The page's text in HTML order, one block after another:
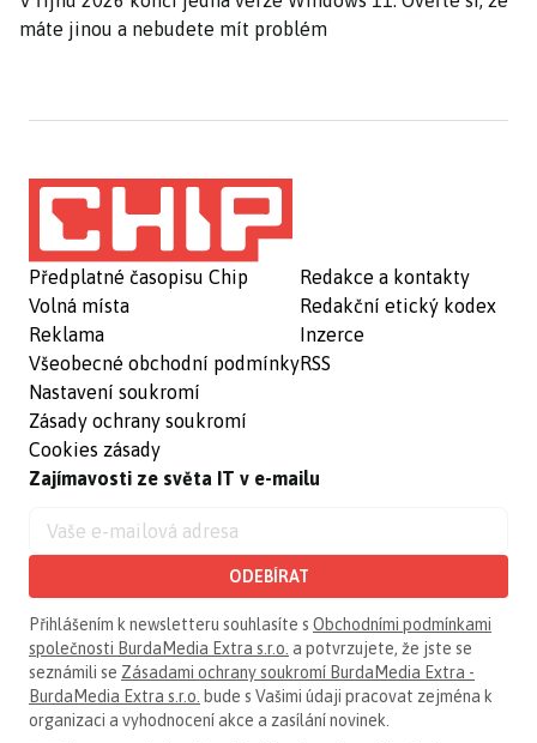
máte jinou a nebudete mít problém
Předplatné časopisu Chip
Volná místa
Reklama
Všeobecné obchodní podmínky
Nastavení soukromí
Zásady ochrany soukromí
Cookies zásady
Redakce a kontakty
Redakční etický kodex
Inzerce
RSS
Zajímavosti ze světa IT v e-mailu
ODEBÍRAT
Přihlášením k newsletteru souhlasíte s Obchodními podmínkami
společnosti BurdaMedia Extra s.r.o. a potvrzujete, že jste se
seznámili se Zásadami ochrany soukromí BurdaMedia Extra -
BurdaMedia Extra s.r.o. bude s Vašimi údaji pracovat zejména k
organizaci a vyhodnocení akce a zasílání novinek.